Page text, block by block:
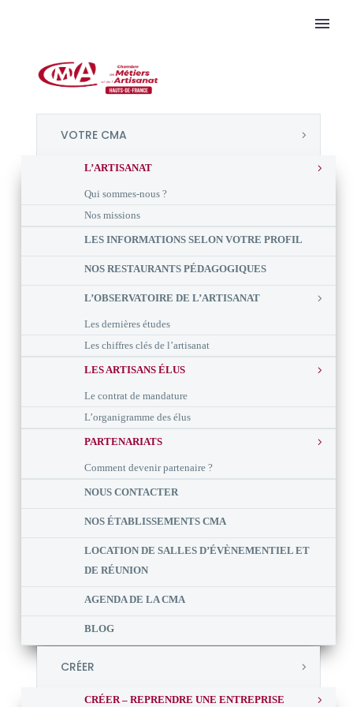
VOTRE CMA
L’ARTISANAT
Qui sommes-nous ?
Nos missions
LES INFORMATIONS SELON VOTRE PROFIL
NOS RESTAURANTS PÉDAGOGIQUES
L’OBSERVATOIRE DE L’ARTISANAT
Les dernières études
Les chiffres clés de l’artisanat
LES ARTISANS ÉLUS
Le contrat de mandature
L’organigramme des élus
PARTENARIATS
Comment devenir partenaire ?
NOUS CONTACTER
NOS ÉTABLISSEMENTS CMA
LOCATION DE SALLES D’ÉVÈNEMENTIEL ET
DE RÉUNION
AGENDA DE LA CMA
BLOG
CRÉER
CRÉER – REPRENDRE UNE ENTREPRISE